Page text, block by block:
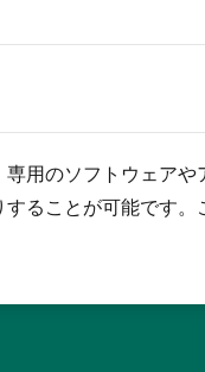
用のソフトウェアや
ることが可能です